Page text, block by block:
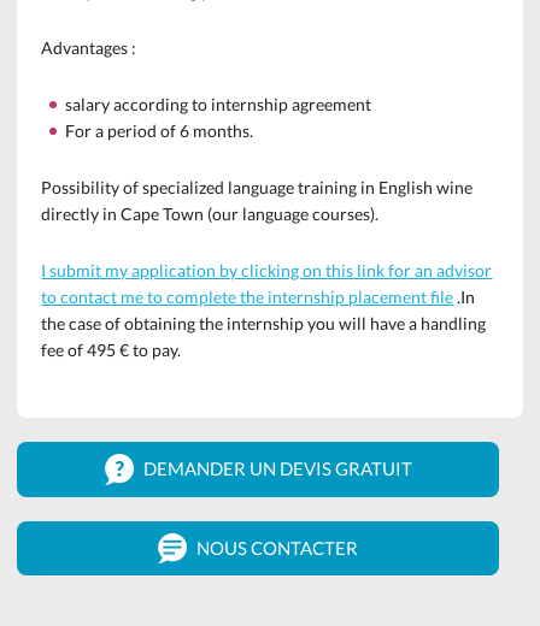
Advantages :
salary according to internship agreement
For a period of 6 months.
Possibility of specialized language training in English wine
directly in Cape Town (our language courses).
I submit my application by clicking on this link for an advisor
to contact me to complete the internship placement file.In
the case of obtaining the internship you will have a handling
fee of 495 € to pay.
DEMANDER UN DEVIS GRATUIT
NOUS CONTACTER